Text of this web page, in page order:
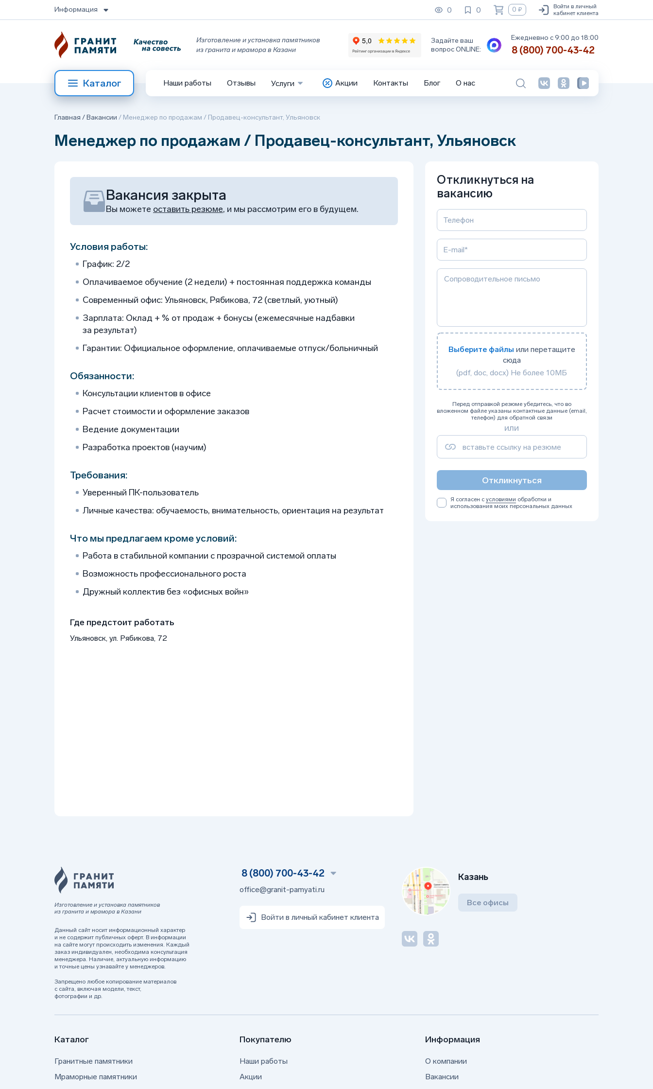
Информация 0 0 0 ₽
Войти в личный
кабинет клиента
Изготовление и установка памятников
из гранита и мрамора в Казани
Задайте ваш
вопрос ONLINE:
Ежедневно с 9:00 до 18:00
8 (800) 700-43-42
Каталог Наши работы Отзывы Услуги Акции Контакты Блог О нас
Главная /Вакансии / Менеджер по продажам / Продавец-консультант, Ульяновск
Менеджер по продажам / Продавец-консультант, Ульяновск
Вакансия закрыта
Вы можете оставить резюме, и мы рассмотрим его в будущем.
Условия работы:
График: 2/2
Оплачиваемое обучение (2 недели) + постоянная поддержка команды
Современный офис: Ульяновск, Рябикова, 72 (светлый, уютный)
Зарплата: Оклад + % от продаж + бонусы (ежемесячные надбавки
за результат)
Гарантии: Официальное оформление, оплачиваемые отпуск/больничный
Обязанности:
Консультации клиентов в офисе
Расчет стоимости и оформление заказов
Ведение документации
Разработка проектов (научим)
Требования:
Уверенный ПК-пользователь
Личные качества: обучаемость, внимательность, ориентация на результат
Что мы предлагаем кроме условий:
Работа в стабильной компании с прозрачной системой оплаты
Возможность профессионального роста
Дружный коллектив без «офисных войн»
Где предстоит работать
Ульяновск, ул. Рябикова, 72
Откликнуться на
вакансию
Выберите файлы или перетащите
сюда
(pdf, doc, docx) Не более 10МБ
Перед отправкой резюме убедитесь, что во
вложенном файле указаны контактные данные (email,
телефон) для обратной связи
или
Откликнуться
Я согласен с условиями обработки и
использования моих персональных данных
Изготовление и установка памятников
из гранита и мрамора в Казани
Данный сайт носит информационный характер
и не содержит публичных оферт. В информации
на сайте могут происходить изменения. Каждый
заказ индивидуален, необходима консультация
менеджера. Наличие, актуальную информацию
и точные цены узнавайте у менеджеров.
Запрещено любое копирование материалов
с сайта, включая модели, текст,
фотографии и др.
Каталог
Гранитные памятники
Мраморные памятники
Покупателю
Наши работы
Акции
Информация
О компании
Вакансии
8 (800) 700-43-42
office@granit-pamyati.ru
Войти в личный кабинет клиента
Казань
Все офисы